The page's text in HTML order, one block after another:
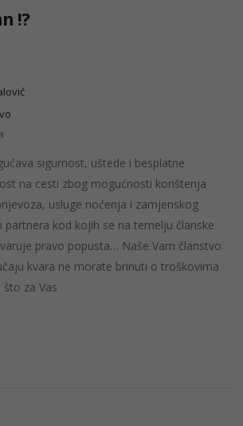
!?
sigurnost, uštede i besplatne
na cesti zbog mogućnosti korištenja
usluge noćenja i zamjenskog
partnera kod kojih se na temelju članske
pravo popusta… Naše Vam članstvo
kvara ne morate brinuti o troškovima
za Vas